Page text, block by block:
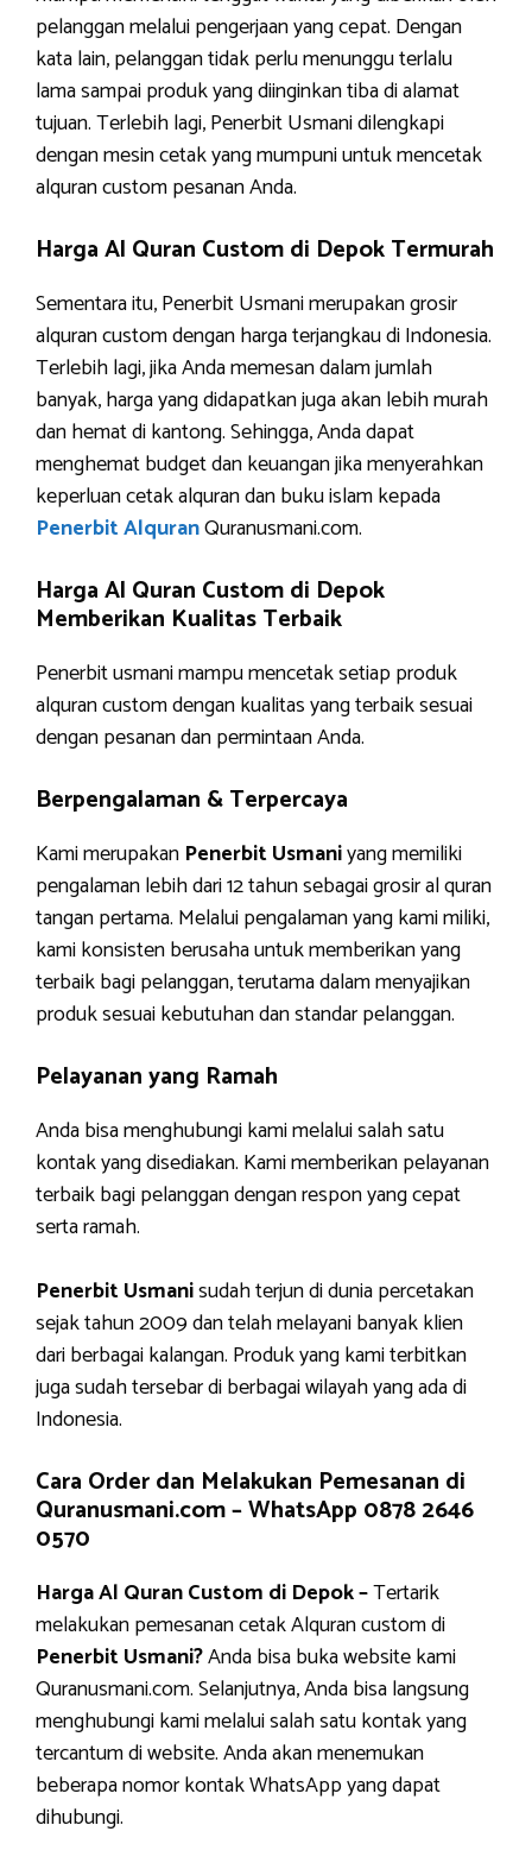
pelanggan melalui pengerjaan yang cepat. Dengan
kata lain, pelanggan tidak perlu menunggu terlalu
lama sampai produk yang diinginkan tiba di alamat
tujuan. Terlebih lagi, Penerbit Usmani dilengkapi
dengan mesin cetak yang mumpuni untuk mencetak
alquran custom pesanan Anda.
Harga Al Quran Custom di Depok Termurah
Sementara itu, Penerbit Usmani merupakan grosir
alquran custom dengan harga terjangkau di Indonesia.
Terlebih lagi, jika Anda memesan dalam jumlah
banyak, harga yang didapatkan juga akan lebih murah
dan hemat di kantong. Sehingga, Anda dapat
menghemat budget dan keuangan jika menyerahkan
keperluan cetak alquran dan buku islam kepada
Penerbit AlquranQuranusmani.com.
Harga Al Quran Custom di Depok
Memberikan Kualitas Terbaik
Penerbit usmani mampu mencetak setiap produk
alquran custom dengan kualitas yang terbaik sesuai
dengan pesanan dan permintaan Anda.
Berpengalaman & Terpercaya
Kami merupakan Penerbit Usmaniyang memiliki
pengalaman lebih dari 12 tahun sebagai grosir al quran
tangan pertama. Melalui pengalaman yang kami miliki,
kami konsisten berusaha untuk memberikan yang
terbaik bagi pelanggan, terutama dalam menyajikan
produk sesuai kebutuhan dan standar pelanggan.
Pelayanan yang Ramah
Anda bisa menghubungi kami melalui salah satu
kontak yang disediakan. Kami memberikan pelayanan
terbaik bagi pelanggan dengan respon yang cepat
serta ramah.
Penerbit Usmanisudah terjun di dunia percetakan
sejak tahun 2009 dan telah melayani banyak klien
dari berbagai kalangan. Produk yang kami terbitkan
juga sudah tersebar di berbagai wilayah yang ada di
Indonesia.
Cara Order dan Melakukan Pemesanan di
Quranusmani.com –WhatsApp 0878 2646
0570
Harga Al Quran Custom di Depok –Tertarik
melakukan pemesanan cetak Alquran custom di
Penerbit Usmani?Anda bisa buka website kami
Quranusmani.com. Selanjutnya, Anda bisa langsung
menghubungi kami melalui salah satu kontak yang
tercantum di website. Anda akan menemukan
beberapa nomor kontak WhatsApp yang dapat
dihubungi.